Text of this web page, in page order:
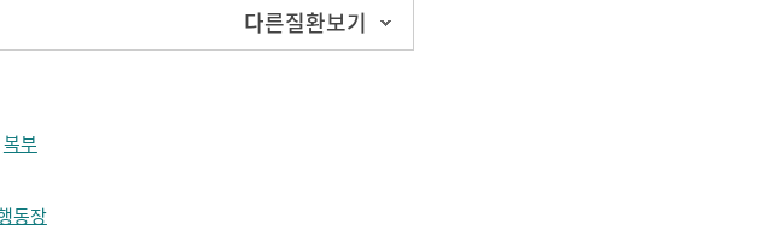
다른질환보기
복부
동장